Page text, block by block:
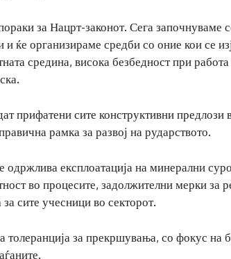
за Нацрт-законот. Сега започнуваме
и ќе организираме средби со оние кои се
средина, висока безбедност при
прифатени сите конструктивни предлози
рамка за развој на рударството.
одржлива експлоатација на минерални
во процесите, задолжителни мерки за
сите учесници во секторот.
толеранција за прекршувања, со фокус на